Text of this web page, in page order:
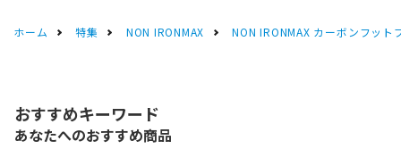
ホーム 特集 NON IRONMAX NON IRONMAX カーボンフット